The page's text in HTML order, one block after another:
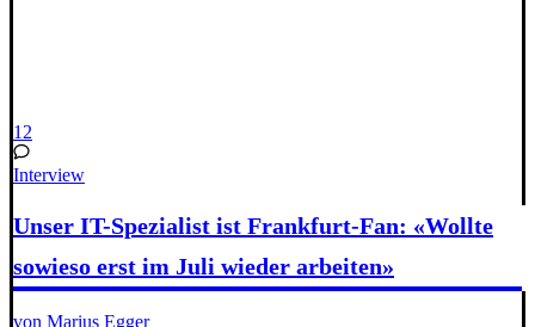
12
Interview
Unser IT-Spezialist ist Frankfurt-Fan: «Wollte
sowieso erst im Juli wieder arbeiten»
von Marius Egger